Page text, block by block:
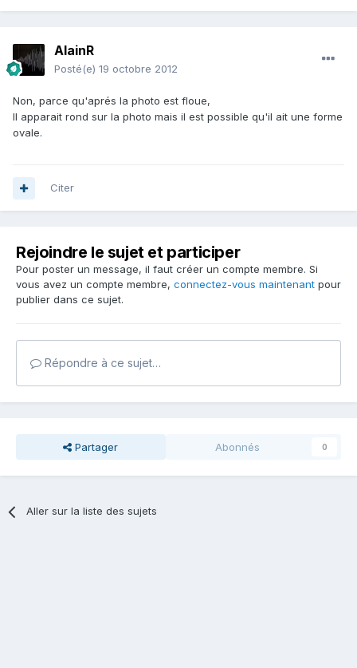
AlainR
Posté(e) 19 octobre 2012
Non, parce qu'aprés la photo est floue,
Il apparait rond sur la photo mais il est possible qu'il ait une forme
ovale.
Citer
Rejoindre le sujet et participer
Pour poster un message, il faut créer un compte membre. Si
vous avez un compte membre, connectez-vous maintenant pour
publier dans ce sujet.
Répondre à ce sujet…
Partager Abonnés 0
Aller sur la liste des sujets